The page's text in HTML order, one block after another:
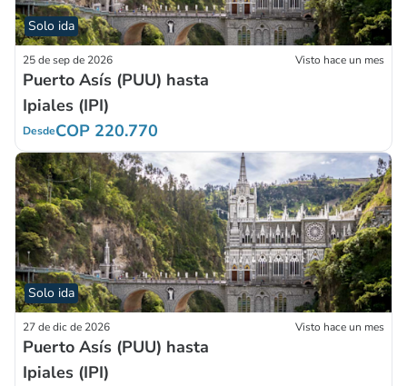
Solo ida
25 de sep de 2026 Visto hace un mes
Puerto Asís (PUU) hasta
Ipiales (IPI)
DesdeCOP 220.770
Solo ida
27 de dic de 2026 Visto hace un mes
Puerto Asís (PUU) hasta
Ipiales (IPI)